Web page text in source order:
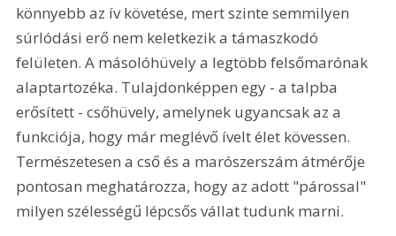
könnyebb az ív követése, mert szinte semmilyen
súrlódási erő nem keletkezik a támaszkodó
felületen. A másolóhüvely a legtöbb felsőmarónak
alaptartozéka. Tulajdonképpen egy - a talpba
erősített - csőhüvely, amelynek ugyancsak az a
funkciója, hogy már meglévő ívelt élet kövessen.
Természetesen a cső és a marószerszám átmérője
pontosan meghatározza, hogy az adott "párossal"
milyen szélességű lépcsős vállat tudunk marni.